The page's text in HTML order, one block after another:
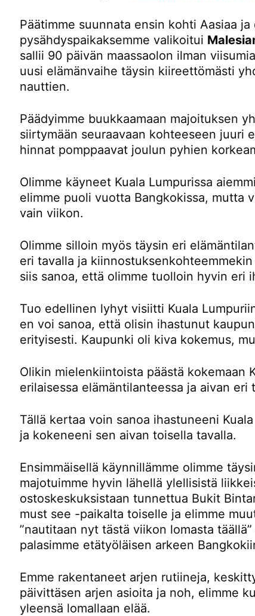
Päätimme suunnata ensin kohti Aasiaa ja
pysähdyspaikaksemme valikoitui
sallii 90 päivän maassaolon ilman
uusi elämänvaihe täysin kiireettömästi
nauttien.
Päädyimme buukkaamaan majoituksen
siirtymään seuraavaan kohteeseen juuri
hinnat pomppaavat joulun pyhien
Olimme käyneet Kuala Lumpurissa
elimme puoli vuotta Bangkokissa, mutta
vain viikon.
Olimme silloin myös täysin eri
eri tavalla ja
siis sanoa, että olimme tuolloin hyvin eri
Tuo edellinen lyhyt visiitti Kuala
en voi sanoa, että olisin ihastunut
erityisesti. Kaupunki oli kiva kokemus,
Olikin mielenkiintoista päästä kokemaan
erilaisessa elämäntilanteessa ja aivan eri
Tällä kertaa voin sanoa ihastuneeni
ja kokeneeni sen aivan toisella tavalla.
Ensimmäisellä käynnillämme olimme
majotuimme hyvin lähellä ylellisistä
ostoskeskuksistaan tunnettua Bukit
must see -paikalta toiselle ja elimme
”nautitaan nyt tästä viikon lomasta
palasimme etätyöläisen arkeen
Emme rakentaneet arjen rutiineja,
päivittäsen arjen asioita ja noh, elimme
yleensä lomallaan elää.